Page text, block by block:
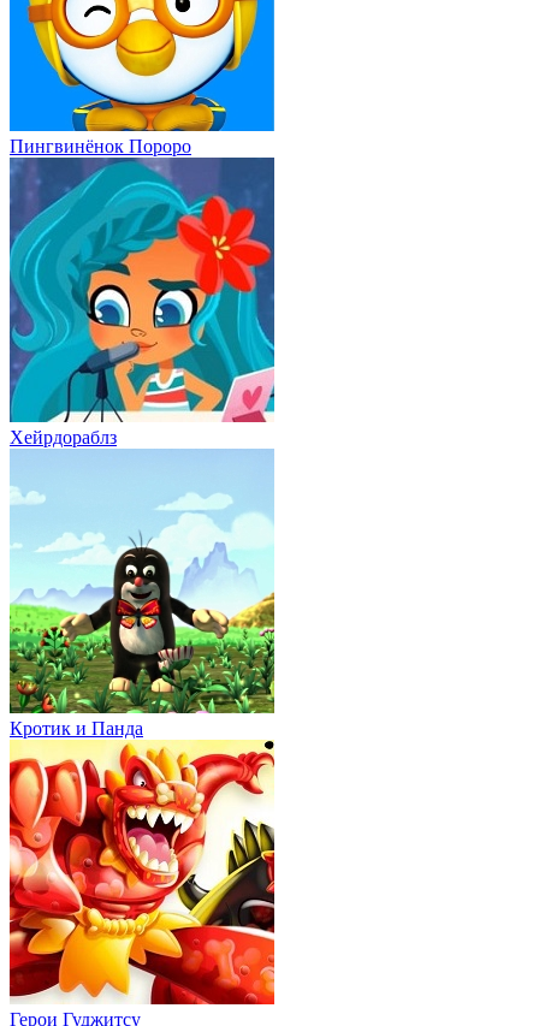
Пингвинёнок Пороро
Хейрдораблз
Кротик и Панда
Герои Гуджитсу